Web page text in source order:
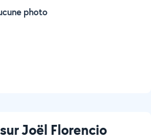
photo
Joël Florencio